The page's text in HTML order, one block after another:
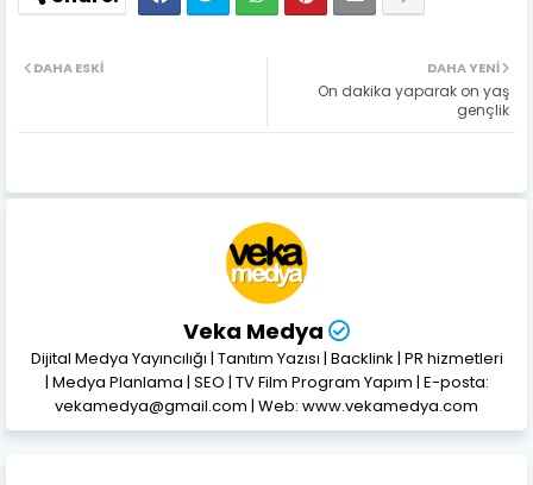
DAHA YENI
On dakika yaparak on yaş
gençlik
DAHA ESKI
Veka Medya
Dijital Medya Yayıncılığı | Tanıtım Yazısı | Backlink | PR hizmetleri
| Medya Planlama | SEO | TV Film Program Yapım | E-posta:
vekamedya@gmail.com | Web: www.vekamedya.com